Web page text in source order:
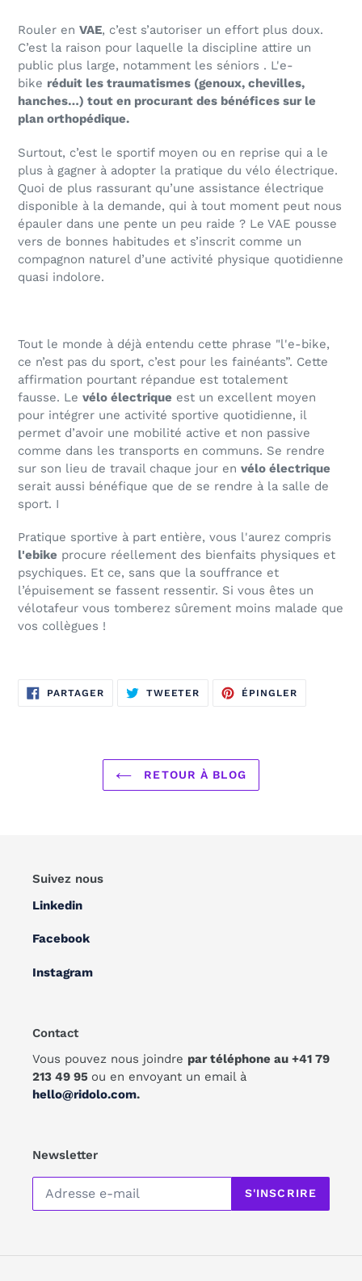
Rouler en VAE, c’est s’autoriser un effort plus doux.
C’est la raison pour laquelle la discipline attire un
public plus large, notamment les séniors . L'e-
bike réduit les traumatismes (genoux, chevilles,
hanches…) tout en procurant des bénéfices sur le
plan orthopédique.
Surtout, c’est le sportif moyen ou en reprise qui a le
plus à gagner à adopter la pratique du vélo électrique.
Quoi de plus rassurant qu’une assistance électrique
disponible à la demande, qui à tout moment peut nous
épauler dans une pente un peu raide ? Le VAE pousse
vers de bonnes habitudes et s’inscrit comme un
compagnon naturel d’une activité physique quotidienne
quasi indolore.
Tout le monde à déjà entendu cette phrase "l'e-bike,
ce n’est pas du sport, c’est pour les fainéants”. Cette
affirmation pourtant répandue est totalement
fausse. Le vélo électrique est un excellent moyen
pour intégrer une activité sportive quotidienne, il
permet d’avoir une mobilité active et non passive
comme dans les transports en communs. Se rendre
sur son lieu de travail chaque jour en vélo électrique
serait aussi bénéfique que de se rendre à la salle de
sport. I
Pratique sportive à part entière, vous l'aurez compris
l'ebike procure réellement des bienfaits physiques et
psychiques. Et ce, sans que la souffrance et
l’épuisement se fassent ressentir. Si vous êtes un
vélotafeur vous tomberez sûrement moins malade que
vos collègues !
PARTAGERPARTAGERTWEETER TWEETERÉPINGLER
RETOUR À BLOG
Suivez nous
Linkedin
Facebook
Instagram
Contact
Vous pouvez nous joindre par téléphone au +41 79
213 49 95 ou en envoyant un email à
hello@ridolo.com.
Newsletter
S'INSCRIRE